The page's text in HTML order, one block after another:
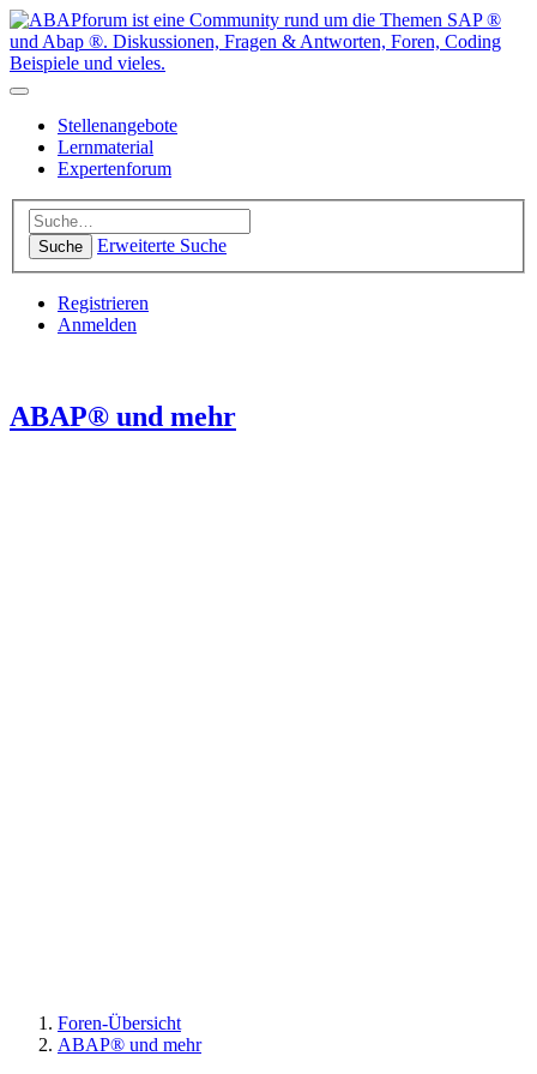
Stellenangebote
Lernmaterial
Expertenforum
Suche Erweiterte Suche
Registrieren
Anmelden
ABAP® und mehr
Foren-Übersicht
ABAP® und mehr